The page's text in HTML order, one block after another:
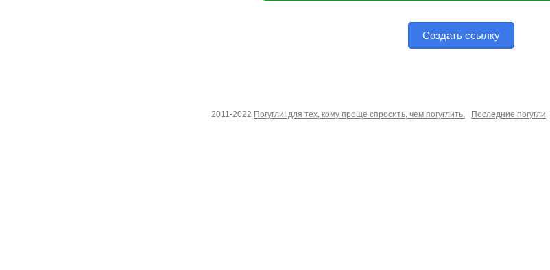
Создать ссылку
2011-2022 Погугли! для тех, кому проще спросить, чем погуглить. Последние погугли